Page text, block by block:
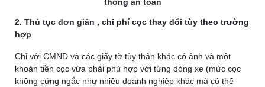
2. Thủ tục đơn giản , chi phí cọc thay đổi tùy theo trường
hợp
Chỉ với CMND và các giấy tờ tùy thân khác có ảnh và một
khoản tiền cọc vừa phải phù hợp với từng dòng xe (mức cọc
không cứng ngắc như nhiều doanh nghiệp khác mà có thể